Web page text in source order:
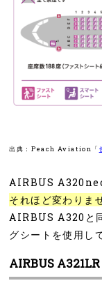
出典：Peach Aviation「
AIRBUS A320neo
それほど変わりま
AIRBUS A320と
グシートを使用し
AIRBUS A321LR